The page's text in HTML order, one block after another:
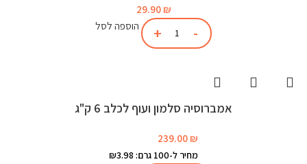
29.90 ₪
הוספה לסל
אמברוסיה סלמון ועוף לכלב 6 ק"ג
239.00 ₪
מחיר ל-100 גרם: ₪3.98